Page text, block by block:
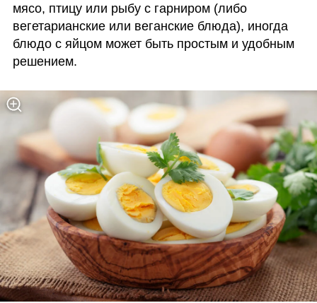
мясо, птицу или рыбу с гарниром (либо
вегетарианские или веганские блюда), иногда
блюдо с яйцом может быть простым и удобным
решением.